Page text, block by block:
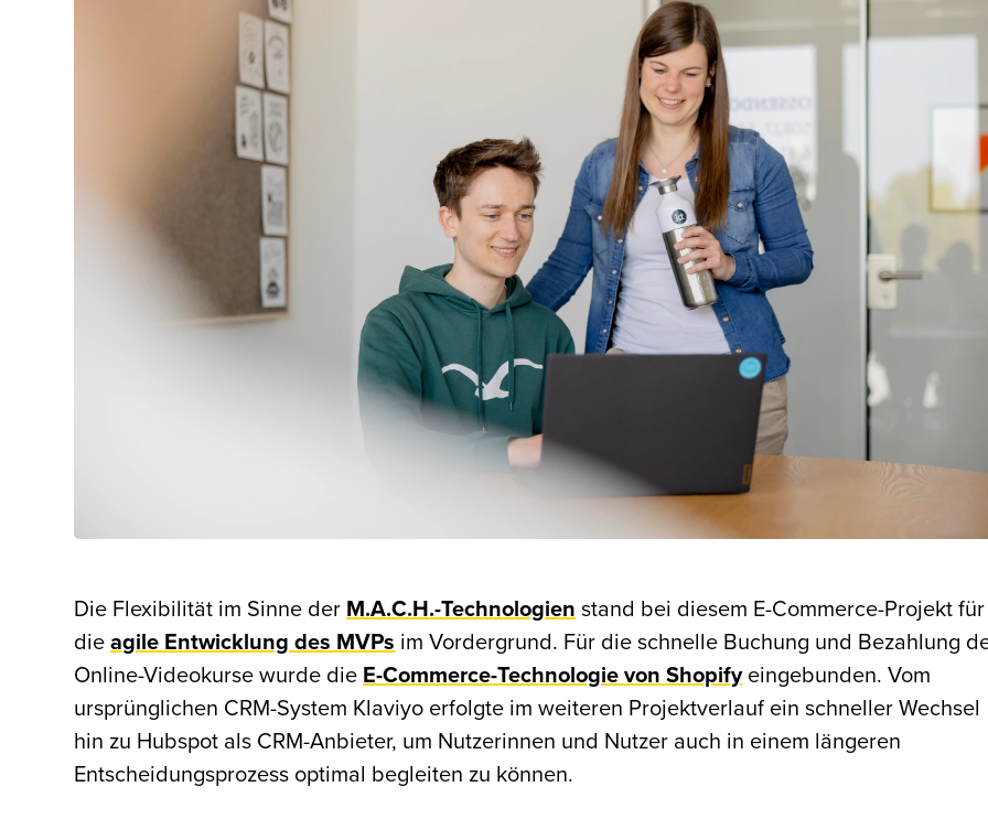
Die Flexibilität im Sinne der M.A.C.H.-Technologien stand bei diesem E-Commerce-Projekt für
dieagile Entwicklung des MVPs im Vordergrund. Für die schnelle Buchung und Bezahlung
Online-Videokurse wurde die E-Commerce-Technologie von Shopifyeingebunden. Vom
ursprünglichen CRM-System Klaviyo erfolgte im weiteren Projektverlauf ein schneller Wechsel
hin zu Hubspot als CRM-Anbieter, um Nutzerinnen und Nutzer auch in einem längeren
Entscheidungsprozess optimal begleiten zu können.